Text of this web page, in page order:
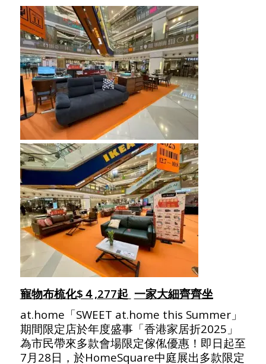
寵物布梳化$４,277起 一家大細齊齊坐
at.home「SWEET at.home this Summer」
期間限定店於年度盛事「香港家居折2025」
為市民帶來多款會場限定傢俬優惠！即日起至
7月28日，於HomeSquare中庭展出多款限定